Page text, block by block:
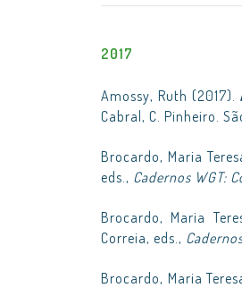
2017
Amossy, Ruth (2017).
Cabral, C. Pinheiro.
Brocardo, Maria
eds., Cadernos WGT:
Brocardo, Maria
Correia, eds.,
Brocardo, Maria